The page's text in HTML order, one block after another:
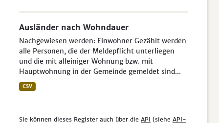
Ausländer nach Wohndauer
Nachgewiesen werden: Einwohner Gezählt werden
alle Personen, die der Meldepflicht unterliegen
und die mit alleiniger Wohnung bzw. mit
Hauptwohnung in der Gemeinde gemeldet sind...
CSV
Sie können dieses Register auch über die API (siehe API-